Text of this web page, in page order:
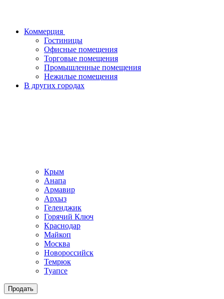
Коммерция
Гостиницы
Офисные помещения
Торговые помещения
Промышленные помещения
Нежилые помещения
В других городах
Крым
Анапа
Армавир
Архыз
Геленджик
Горячий Ключ
Краснодар
Майкоп
Москва
Новороссийск
Темрюк
Туапсе
Продать